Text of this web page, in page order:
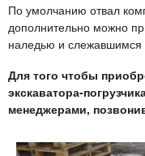
По умолчанию отвал
дополнительно можно
наледью и слежавшимся
Для того чтобы
экскаватора-
менеджерами,